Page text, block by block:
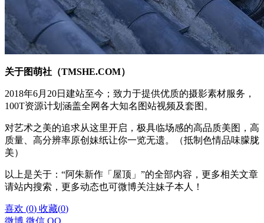
关于图萌社（TMSHE.COM）
2018年6月20日建站至今；致力于提供优质的摄影素材服务，
100T资源计划涵盖全网各大知名图站视频及套图。
对艺术之美的追求从这里开启，极具临场感的高品质美图，高
质量、高分辨率原创妹纸让你一览无遗。（抵制色情品味朦胧
美）
以上是关于：“阿朱新作「屋顶」”的全部内容，更多相关文章
请站内搜索，更多动态也可微博关注妹子本人！
喜欢 (0) 收藏(0)
微博 微信 QQ